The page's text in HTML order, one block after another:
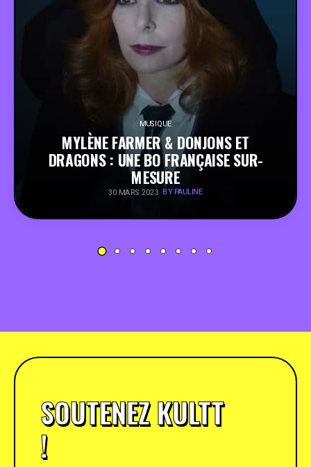
VINTAGE
PEOPLE
FOOD
BONS PLANS
SOUTENEZ KULTT
MUSIQUE
MYLÈNE FARMER & DONJONS ET
DRAGONS : UNE BO FRANÇAISE SUR-
MESURE
30 MARS 2023 BY PAULINE
SOUTENEZ KULTT
!